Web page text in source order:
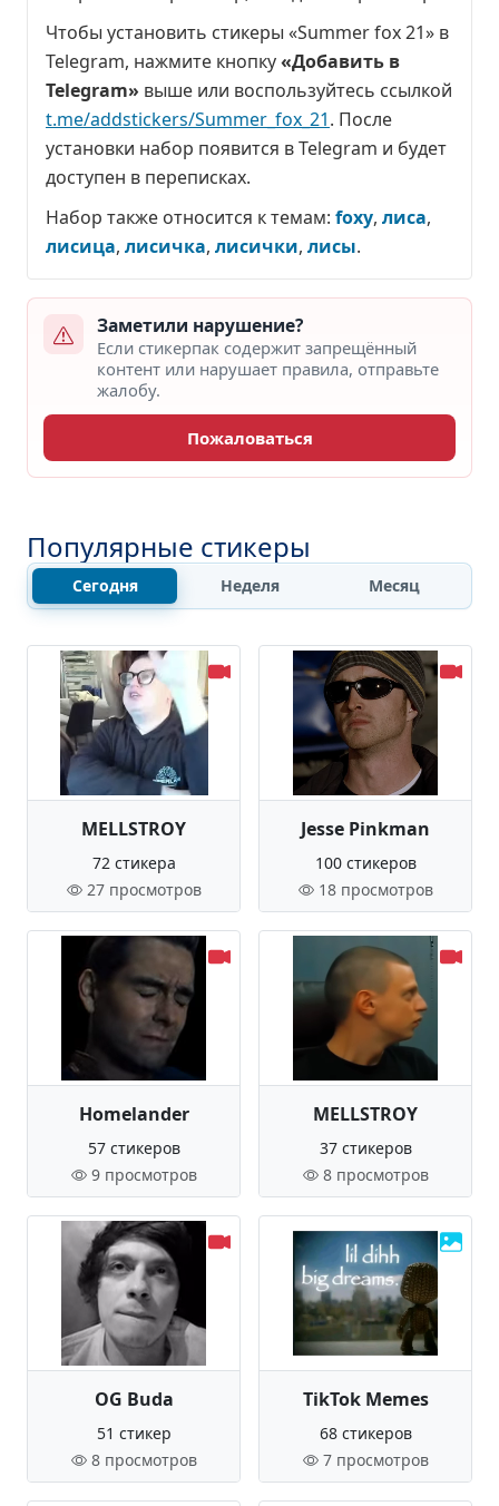
Чтобы установить стикеры «Summer fox 21» в
Telegram, нажмите кнопку«Добавить в
Telegram» выше или воспользуйтесь ссылкой
t.me/addstickers/Summer_fox_21. После
установки набор появится в Telegram и будет
доступен в переписках.
Набор также относится к темам: foxy, лиса,
лисица, лисичка, лисички, лисы.
Заметили нарушение?
Если стикерпак содержит запрещённый
контент или нарушает правила, отправьте
жалобу.
Пожаловаться
Популярные стикеры
Сегодня Неделя Месяц
MELLSTROY
72 стикера
27 просмотров
Jesse Pinkman
100 стикеров
18 просмотров
Homelander
57 стикеров
9 просмотров
MELLSTROY
37 стикеров
8 просмотров
OG Buda
51 стикер
8 просмотров
TikTok Memes
68 стикеров
7 просмотров